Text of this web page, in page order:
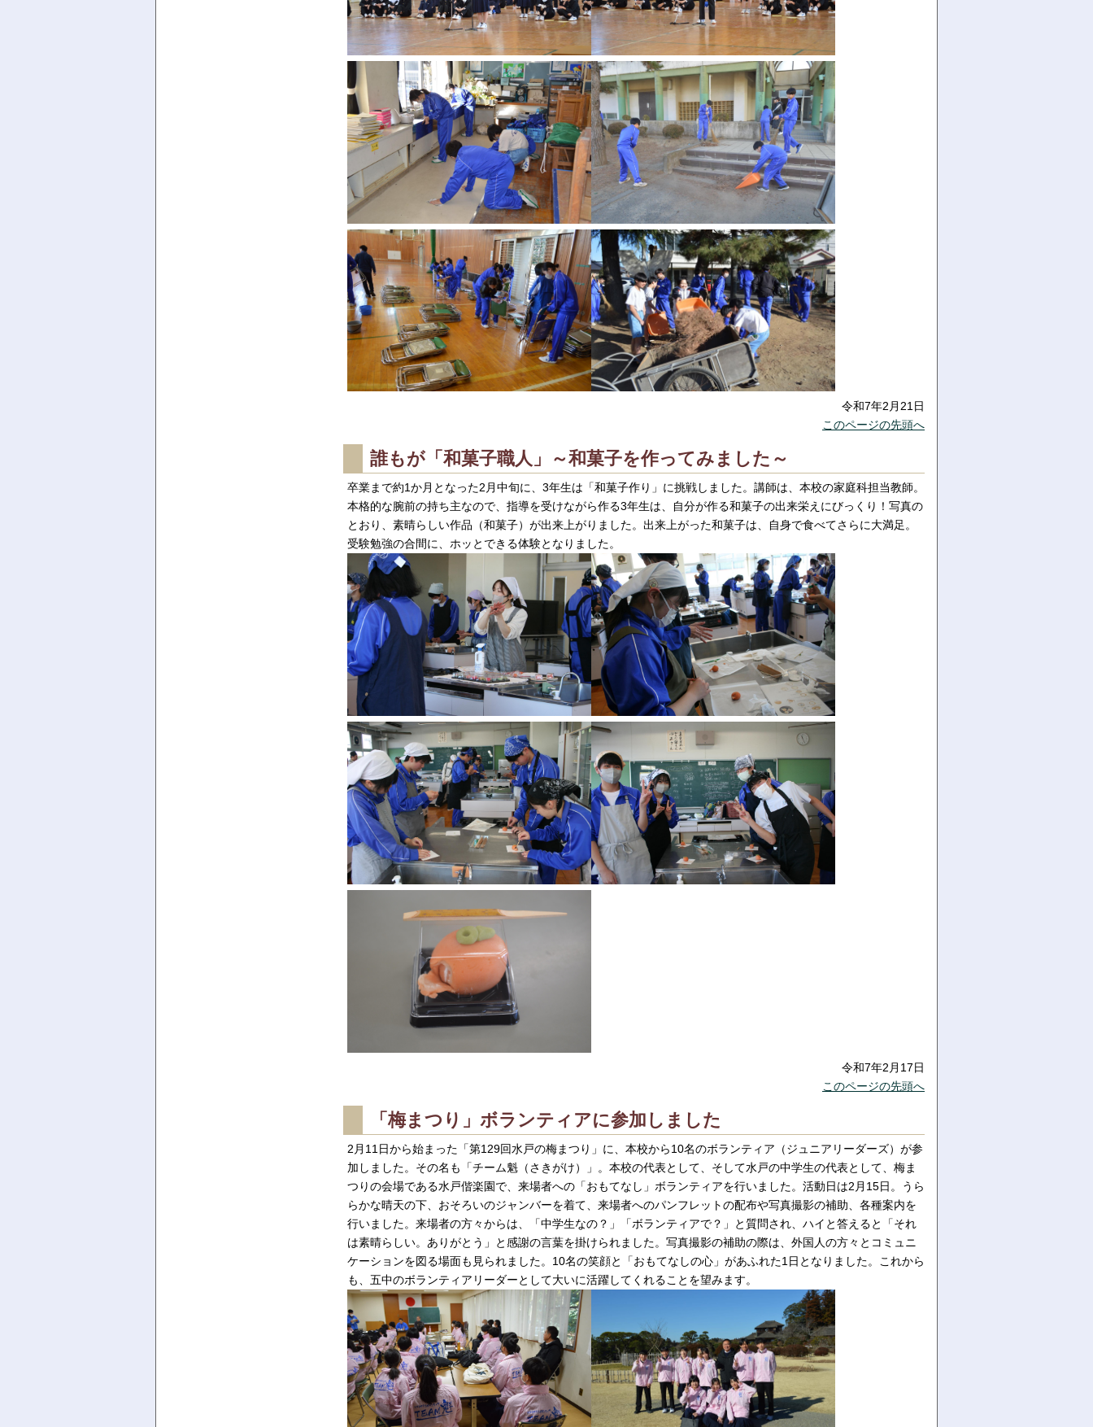
令和7年2月21日
このページの先頭へ
誰もが「和菓子職人」～和菓子を作ってみました～
卒業まで約1か月となった2月中旬に、3年生は「和菓子作り」に挑戦しました。講師は、本校の家庭科担当教師。
本格的な腕前の持ち主なので、指導を受けながら作る3年生は、自分が作る和菓子の出来栄えにびっくり！写真の
とおり、素晴らしい作品（和菓子）が出来上がりました。出来上がった和菓子は、自身で食べてさらに大満足。
受験勉強の合間に、ホッとできる体験となりました。
令和7年2月17日
このページの先頭へ
「梅まつり」ボランティアに参加しました
2月11日から始まった「第129回水戸の梅まつり」に、本校から10名のボランティア（ジュニアリーダーズ）が参
加しました。その名も「チーム魁（さきがけ）」。本校の代表として、そして水戸の中学生の代表として、梅ま
つりの会場である水戸偕楽園で、来場者への「おもてなし」ボランティアを行いました。活動日は2月15日。うら
らかな晴天の下、おそろいのジャンバーを着て、来場者へのパンフレットの配布や写真撮影の補助、各種案内を
行いました。来場者の方々からは、「中学生なの？」「ボランティアで？」と質問され、ハイと答えると「それ
は素晴らしい。ありがとう」と感謝の言葉を掛けられました。写真撮影の補助の際は、外国人の方々とコミュニ
ケーションを図る場面も見られました。10名の笑顔と「おもてなしの心」があふれた1日となりました。これから
も、五中のボランティアリーダーとして大いに活躍してくれることを望みます。